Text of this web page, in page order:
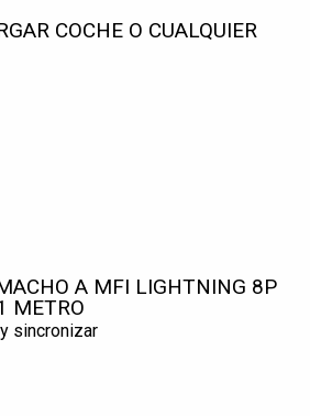
COCHE O CUALQUIER
A MFI LIGHTNING 8P
METRO
sincronizar